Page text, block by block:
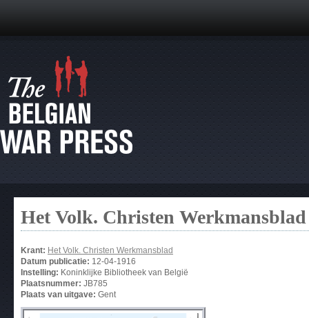
Het Volk. Christen Werkmansblad
Krant: Het Volk. Christen Werkmansblad
Datum publicatie: 12-04-1916
Instelling: Koninklijke Bibliotheek van België
Plaatsnummer: JB785
Plaats van uitgave: Gent